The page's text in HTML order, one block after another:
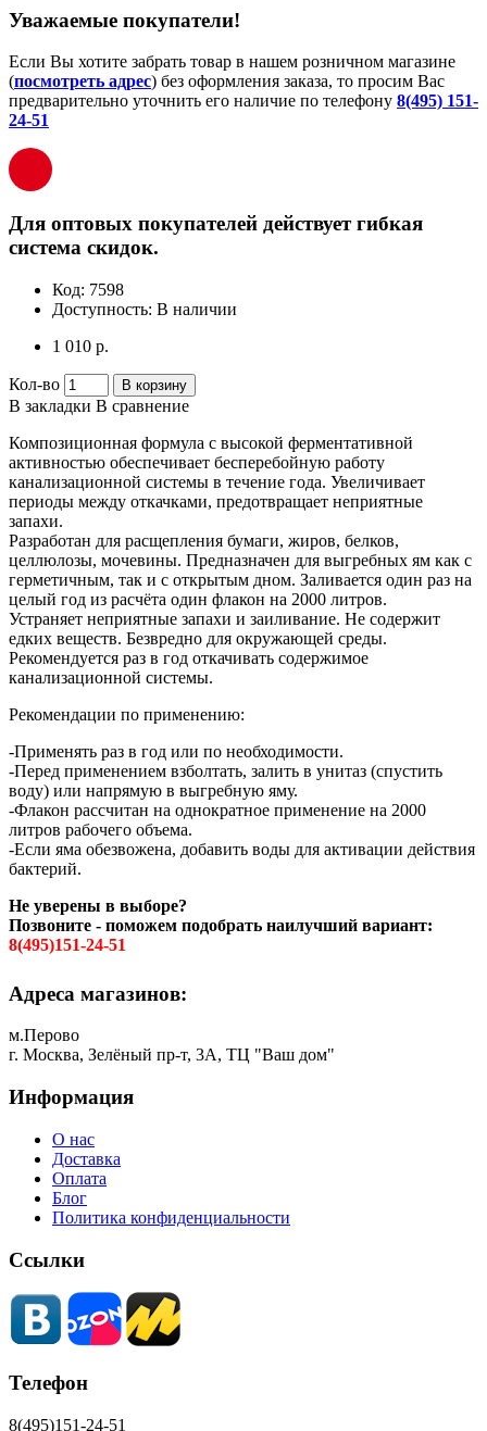
Уважаемые покупатели!
Если Вы хотите забрать товар в нашем розничном магазине
(посмотреть адрес) без оформления заказа, то просим Вас
предварительно уточнить его наличие по телефону 8(495) 151-
24-51
Для оптовых покупателей действует гибкая
система скидок.
Код: 7598
Доступность: В наличии
1 010 р.
Кол-во В корзину
В закладки В сравнение
Композиционная формула с высокой ферментативной
активностью обеспечивает бесперебойную работу
канализационной системы в течение года. Увеличивает
периоды между откачками, предотвращает неприятные
запахи.
Разработан для расщепления бумаги, жиров, белков,
целлюлозы, мочевины. Предназначен для выгребных ям как с
герметичным, так и с открытым дном. Заливается один раз на
целый год из расчёта один флакон на 2000 литров.
Устраняет неприятные запахи и заиливание. Не содержит
едких веществ. Безвредно для окружающей среды.
Рекомендуется раз в год откачивать содержимое
канализационной системы.
Рекомендации по применению:
-Применять раз в год или по необходимости.
-Перед применением взболтать, залить в унитаз (спустить
воду) или напрямую в выгребную яму.
-Флакон рассчитан на однократное применение на 2000
литров рабочего объема.
-Если яма обезвожена, добавить воды для активации действия
бактерий.
Не уверены в выборе?
Позвоните - поможем подобрать наилучший вариант:
8(495)151-24-51
Адреса магазинов:
м.Перово
г. Москва, Зелёный пр-т, 3А, ТЦ "Ваш дом"
Информация
О нас
Доставка
Оплата
Блог
Политика конфиденциальности
Ссылки
Телефон
8(495)151-24-51